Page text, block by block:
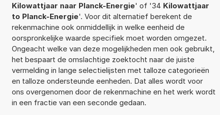
Kilowattjaar naar Planck-Energie' of '34 Kilowattjaar
to Planck-Energie'. Voor dit alternatief berekent de
rekenmachine ook onmiddellijk in welke eenheid de
oorspronkelijke waarde specifiek moet worden omgezet.
Ongeacht welke van deze mogelijkheden men ook gebruikt,
het bespaart de omslachtige zoektocht naar de juiste
vermelding in lange selectielijsten met talloze categorieën
en talloze ondersteunde eenheden. Dat alles wordt voor
ons overgenomen door de rekenmachine en het werk wordt
in een fractie van een seconde gedaan.